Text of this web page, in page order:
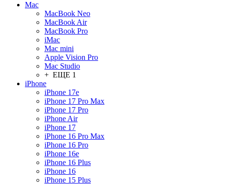
Mac
MacBook Neo
MacBook Air
MacBook Pro
iMac
Mac mini
Apple Vision Pro
Mac Studio
+ ЕЩЕ 1
iPhone
iPhone 17e
iPhone 17 Pro Max
iPhone 17 Pro
iPhone Air
iPhone 17
iPhone 16 Pro Max
iPhone 16 Pro
iPhone 16e
iPhone 16 Plus
iPhone 16
iPhone 15 Plus